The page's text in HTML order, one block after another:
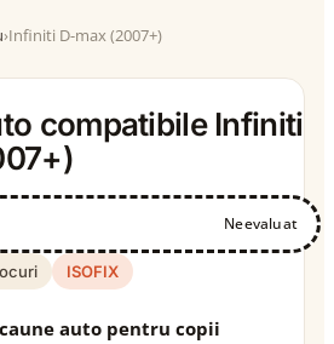
›Infiniti D-max (2007+)
compatibile Infiniti
Neevaluat
ISOFIX
auto pentru copii